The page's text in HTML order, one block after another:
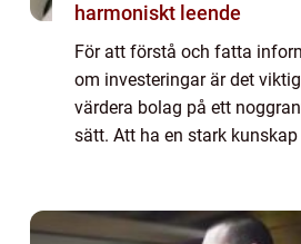
harmoniskt leende
För att förstå och fatta
om investeringar är det
värdera bolag på ett
sätt. Att ha en stark